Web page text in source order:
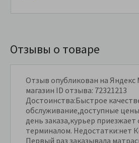
Отзывы о товаре
Отзыв опубликован на Яндекс
магазин ID отзыва: 72321213
Достоинства:Быстрое
обслуживание,доступные
день заказа,курьер приезжает
терминалом. Недостатки:нет
Первый раз заказывала